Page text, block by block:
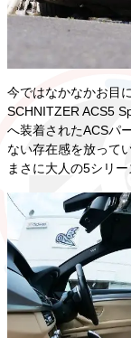
今ではなかなかお目
SCHNITZER ACS5
へ装着されたACSパ
ない存在感を放って
まさに大人の5シリー